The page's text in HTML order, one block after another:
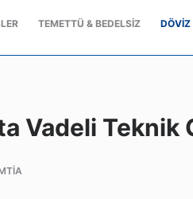
TEMETTÜ & BEDELSIZ DÖVIZ
Vadeli Teknik